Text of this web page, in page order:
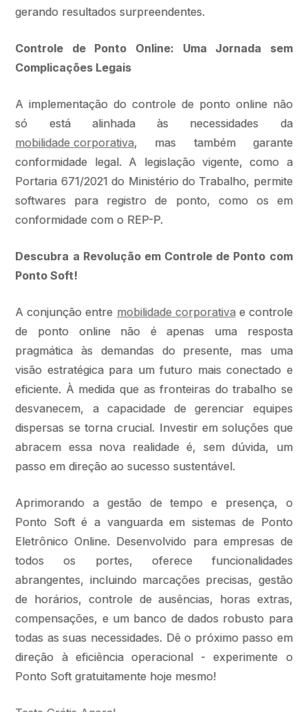
gerando resultados surpreendentes.
Controle de Ponto Online: Uma Jornada sem
Complicações Legais
A implementação do controle de ponto online não
só está alinhada às necessidades da
mobilidade corporativa, mas também garante
conformidade legal. A legislação vigente, como a
Portaria 671/2021 do Ministério do Trabalho, permite
softwares para registro de ponto, como os em
conformidade com o REP-P.
Descubra a Revolução em Controle de Ponto com
Ponto Soft!
A conjunção entre mobilidade corporativae controle
de ponto online não é apenas uma resposta
pragmática às demandas do presente, mas uma
visão estratégica para um futuro mais conectado e
eficiente. À medida que as fronteiras do trabalho se
desvanecem, a capacidade de gerenciar equipes
dispersas se torna crucial. Investir em soluções que
abracem essa nova realidade é, sem dúvida, um
passo em direção ao sucesso sustentável.
Aprimorando a gestão de tempo e presença, o
Ponto Soft é a vanguarda em sistemas de Ponto
Eletrônico Online. Desenvolvido para empresas de
todos os portes, oferece funcionalidades
abrangentes, incluindo marcações precisas, gestão
de horários, controle de ausências, horas extras,
compensações, e um banco de dados robusto para
todas as suas necessidades. Dê o próximo passo em
direção à eficiência operacional - experimente o
Ponto Soft gratuitamente hoje mesmo!